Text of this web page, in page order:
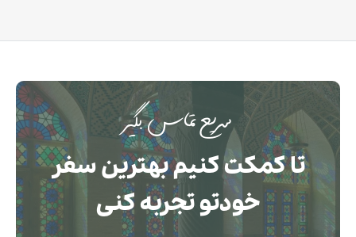
سریع تماس بگیر
تا کمکت کنیم بهترین سفر
خودتو تجربه کنی